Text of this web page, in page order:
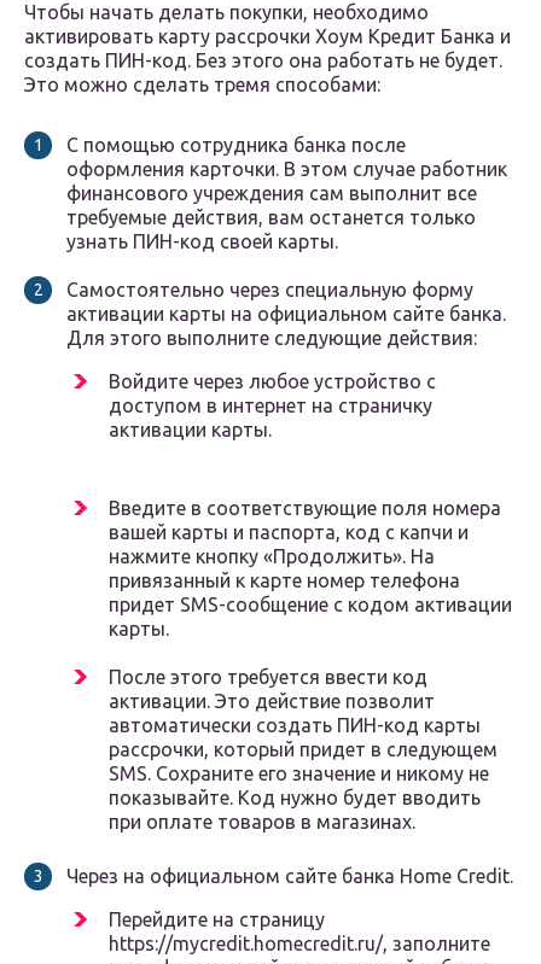
Чтобы начать делать покупки, необходимо
активировать карту рассрочки Хоум Кредит Банка и
создать ПИН-код. Без этого она работать не будет.
Это можно сделать тремя способами:
С помощью сотрудника банка после
оформления карточки. В этом случае работник
финансового учреждения сам выполнит все
требуемые действия, вам останется только
узнать ПИН-код своей карты.
Самостоятельно через специальную форму
активации карты на официальном сайте банка.
Для этого выполните следующие действия:
Войдите через любое устройство с
доступом в интернет на страничку
активации карты.
Введите в соответствующие поля номера
вашей карты и паспорта, код с капчи и
нажмите кнопку «Продолжить». На
привязанный к карте номер телефона
придет SMS-сообщение с кодом активации
карты.
После этого требуется ввести код
активации. Это действие позволит
автоматически создать ПИН-код карты
рассрочки, который придет в следующем
SMS. Сохраните его значение и никому не
показывайте. Код нужно будет вводить
при оплате товаров в магазинах.
Через на официальном сайте банка Home Credit.
Перейдите на страницу
https://mycredit.homecredit.ru/, заполните